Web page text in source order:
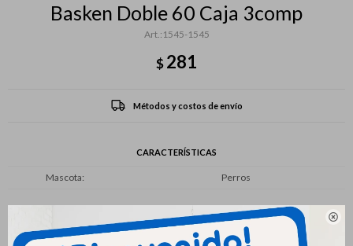

Basken Doble 60 Caja 3comp
1545-1545
$281
Métodos y costos de envío
CARACTERÍSTICAS
Mascota Perros
Productos que te pueden interesar